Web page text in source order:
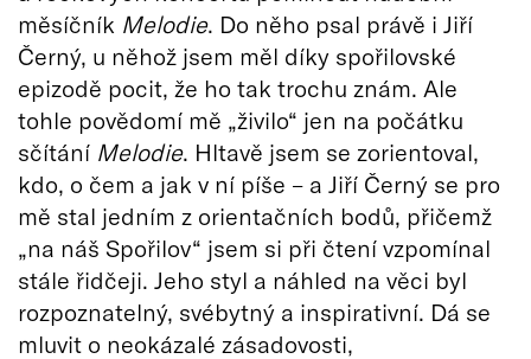
měsíčník Melodie. Do něho psal právě i Jiří
Černý, u něhož jsem měl díky spořilovské
epizodě pocit, že ho tak trochu znám. Ale
tohle povědomí mě „živilo“ jen na počátku
sčítání Melodie. Hltavě jsem se zorientoval,
kdo, o čem a jak v ní píše – a Jiří Černý se pro
mě stal jedním z orientačních bodů, přičemž
„na náš Spořilov“ jsem si při čtení vzpomínal
stále řidčeji. Jeho styl a náhled na věci byl
rozpoznatelný, svébytný a inspirativní. Dá se
mluvit o neokázalé zásadovosti,